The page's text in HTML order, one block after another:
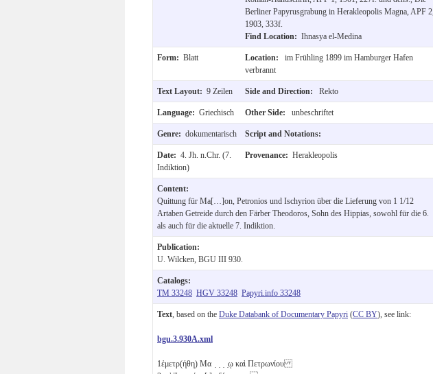
Berliner Papyrusgrabung in Herakleopolis Magna, APF 2,
1903, 333f.
Find Location: Ihnasya el-Medina
Form: Blatt Location:
im Frühling 1899 im Hamburger Hafen
verbrannt
Text Layout: 9 Zeilen Side and Direction: Rekto
Language: Griechisch Other Side: unbeschriftet
Genre: dokumentarisch Script and Notations:
Date: 4. Jh. n.Chr. (7.
Indiktion)
Provenance: Herakleopolis
Content:
Quittung für Ma[…]on, Petronios und Ischyrion über die Lieferung von 1 1/12
Artaben Getreide durch den Färber Theodoros, Sohn des Hippias, sowohl für die 6.
als auch für die aktuelle 7. Indiktion.
Publication:
U. Wilcken, BGU III 930.
Catalogs:
TM 33248 HGV 33248 Papyri.info 33248
Text , based on the Duke Databank of Documentary Papyri (CC BY), see link:
bgu.3.930A.xml
1ἐμετρ(ήθη) Μα ̣ ̣ ̣ ̣ῳ καὶ Πετρωνίου